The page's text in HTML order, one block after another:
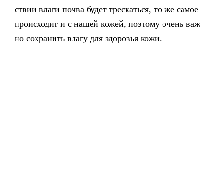
ствии влаги почва будет трескаться, то же самое
происходит и с нашей кожей, поэтому очень важ
но сохранить влагу для здоровья кожи.